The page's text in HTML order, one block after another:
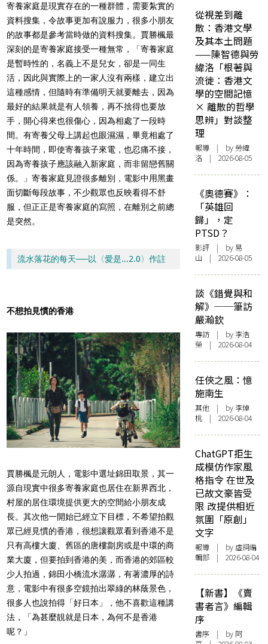
寄養家庭是現實存在的一種群體，需要紮實的
資料搜集，令故事更加有說服力，很多小朋友
的故事都是參考當時做的資料搜集。賈勝楓最
深刻的是寄養家庭接受一種無常，「寄養家庭
是暫時性的，名義上不是兒女，卻是一同生
活，因此與實際上的一家人沒有兩樣，建立出
這種感情，但隨時有準備明天就要離去，因為
最好的結果就是有人領養，再不捨得也要放
手，開心得來也很傷心，因為相處了一段時
間。有寄養父母上講起也眼濕濕，畢竟相處了
十年時間，即使寄養孩子來電，也忍痛不接，
因為寄養孩子應該融入新家庭，而非留戀舊關
係。」寄養家庭見證很多離別，電影中用黑畫
面切斷每段故事，不少觀眾也反映看得不舒
服，但正正是寄養家庭的寫照，在離別之前總
是突然。
流水落花的每天──以〈愛是...2.0〉作註
不想拍見慣的香港
賈勝楓是元朗人，電影中選址錦田取景，其一
源自現實中很多寄養家庭也居住在新界西北，
村屋的居住環境提供更大的空間給小朋友成
長。其次他一開始已經立下目標，不希望拍觀
眾已經見慣的香港，很想讓觀眾看到香港不是
只有高樓大廈、舊區的唐樓劏房或是中環的商
業大廈，但要拍到香港的美，而香港的郊區較
少人拍過，錦田小橋流水潺潺，有著濃厚的詩
意，電影中有很多空鏡拍出翠綠的林蔭景色，
很多人也說拍得「好日本」，他不喜歡這種講
法，「為甚麼靚就是日本，為何不是香港
呢？」
從視差到離
散：香港文學
及其本土問題
——陳智德與勞
緯洛「根著與
流徙：香港文
學的空間記憶
× 離散的哲學
思辨」對談整
理
報導 | by 勞緯
洛 | 2026-08-05
《奧德賽》：
「英雄回
歸」，定
PTSD？
影評 | by 易
山 | 2026-08-05
談《錯覺與和
解》──筆訪
嚴瀚欽
專訪 | by 李浩
榮 | 2026-08-04
任俠之風：憶
施南生
其他 | by 李焯
桃 | 2026-08-04
ChatGPT拒生
成模仿作家風
格指令 在世及
已故文豪皆受
限 改提供相近
氛圍「原創」
文字
報導 | by 虛詞編
輯部 | 2026-08-04
【新書】《賣
書者言》編輯
序
書序 | by 阿